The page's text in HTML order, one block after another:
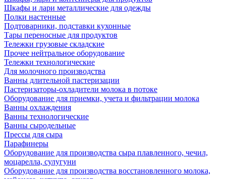
Шкафы и лари металлические для одежды
Полки настенные
Подтоварники, подставки кухонные
Тары переносные для продуктов
Тележки грузовые складские
Прочее нейтральное оборудование
Тележки технологические
Для молочного производства
Ванны длительной пастеризации
Пастеризаторы-охладители молока в потоке
Оборудование для приемки, учета и фильтрации молока
Ванны охлаждения
Ванны технологические
Ванны сыродельные
Прессы для сыра
Парафинеры
Оборудование для производства сыра плавленного, чечил,
моцарелла, сулугуни
Оборудование для производства восстановленного молока,